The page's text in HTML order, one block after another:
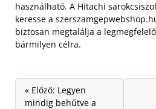
használható. A Hitachi
keresse a
biztosan megtalálja a
bármilyen célra.
« Előző: Legyen
mindig behűtve a